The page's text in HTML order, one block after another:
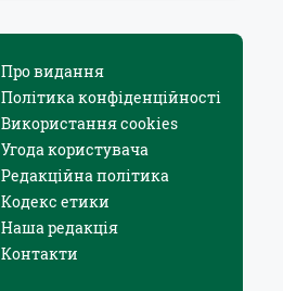
Про видання
Політика конфіденційності
Використання cookies
Угода користувача
Редакційна політика
Кодекс етики
Наша редакція
Контакти